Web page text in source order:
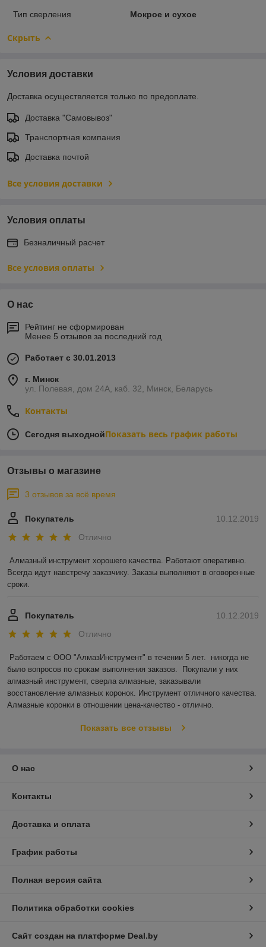
Тип сверления Мокрое и сухое
Скрыть
Условия доставки
Доставка осуществляется только по предоплате.
Доставка "Самовывоз"
Транспортная компания
Доставка почтой
Все условия доставки
Условия оплаты
Безналичный расчет
Все условия оплаты
О нас
Рейтинг не сформирован
Менее 5 отзывов за последний год
Работает с 30.01.2013
г. Минск
ул. Полевая, дом 24А, каб. 32, Минск, Беларусь
Контакты
Сегодня выходнойПоказать весь график работы
Отзывы о магазине
3 отзывов за всё время
10.12.2019
Покупатель
Отлично
Алмазный инструмент хорошего качества. Работают оперативно.
Всегда идут навстречу заказчику. Заказы выполняют в оговоренные
сроки.
10.12.2019
Покупатель
Отлично
Работаем с ООО "АлмазИнструмент" в течении 5 лет.  никогда не
было вопросов по срокам выполнения заказов.  Покупали у них
алмазный инструмент, сверла алмазные, заказывали
восстановление алмазных коронок. Инструмент отличного качества.
Алмазные коронки в отношении цена-качество - отлично.
Показать все отзывы
О нас
Контакты
Доставка и оплата
График работы
Полная версия сайта
Политика обработки cookies
Сайт создан на платформе Deal.by